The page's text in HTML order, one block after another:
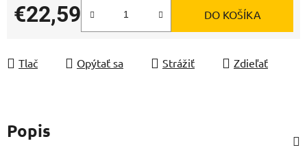
€22,59
Jednotková cena:
DO KOŠÍKA
Tlač Opýtať sa Strážiť Zdieľať
Popis